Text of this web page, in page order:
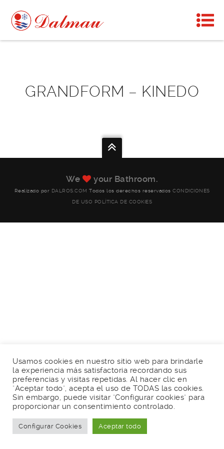
GRANDFORM – KINEDO
We your Bathroom.
Realizado por DALROS.COM Todos los derechos reservados CONDICIONES
DE USO POLÍTICA DE COOKIES
Usamos cookies en nuestro sitio web para brindarle
la experiencia más satisfactoria recordando sus
preferencias y visitas repetidas. Al hacer clic en
"Aceptar todo", acepta el uso de TODAS las cookies.
Sin embargo, puede visitar "Configurar cookies" para
proporcionar un consentimiento controlado.
Configurar Cookies Aceptar todo